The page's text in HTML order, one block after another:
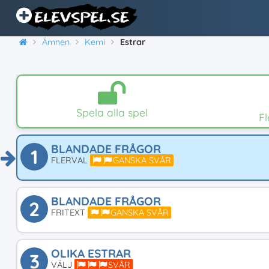
Ämnen Kemi Estrar
Spela alla spel
1 BLANDADE FRÅGOR
FLERVAL GANSKA SVÅR
2 BLANDADE FRÅGOR
FRITEXT GANSKA SVÅR
3 OLIKA ESTRAR
VÄLJ SVÅR